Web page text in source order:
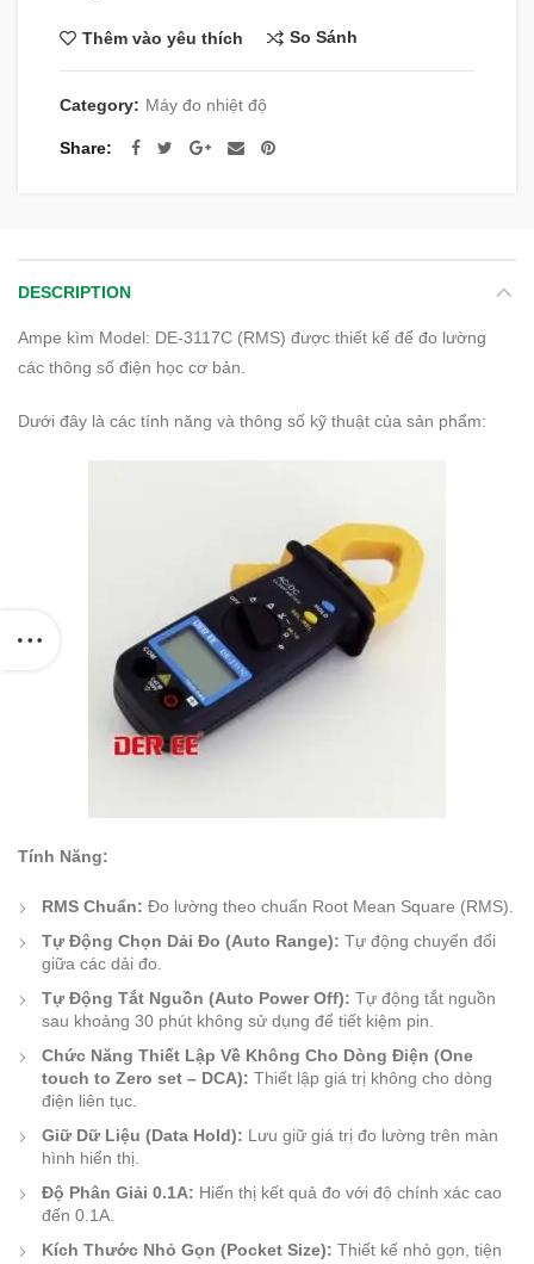
Thêm vào yêu thích So Sánh
Category: Máy đo nhiệt độ
Share
DESCRIPTION
Ampe kìm Model: DE-3117C (RMS) được thiết kế để đo lường
các thông số điện học cơ bản.
Dưới đây là các tính năng và thông số kỹ thuật của sản phẩm:
Tính Năng:
RMS Chuẩn: Đo lường theo chuẩn Root Mean Square (RMS).
Tự Động Chọn Dải Đo (Auto Range): Tự động chuyển đổi
giữa các dải đo.
Tự Động Tắt Nguồn (Auto Power Off): Tự động tắt nguồn
sau khoảng 30 phút không sử dụng để tiết kiệm pin.
Chức Năng Thiết Lập Về Không Cho Dòng Điện (One
touch to Zero set – DCA): Thiết lập giá trị không cho dòng
điện liên tục.
Giữ Dữ Liệu (Data Hold): Lưu giữ giá trị đo lường trên màn
hình hiển thị.
Độ Phân Giải 0.1A: Hiển thị kết quả đo với độ chính xác cao
đến 0.1A.
Kích Thước Nhỏ Gọn (Pocket Size): Thiết kế nhỏ gọn, tiện